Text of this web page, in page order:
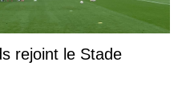
rejoint le Stade